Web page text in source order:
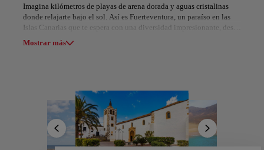
Nuestros destinos
Imagina kilómetros de playas de arena dorada y aguas cristalinas
donde relajarte bajo el sol. Así es Fuerteventura, un paraíso en las
Islas Canarias que te espera con una diversidad impresionante, desde
majestuosas montañas hasta interminables dunas de arena.
lugares fascinantes como el pintoresco Parque Rural de Betancuria y
el imponente Pico de la Zarza. Y si eres amante del windsurf, no te
pierdas la Playa de Sotavento.
¿El mejor momento para viajar? Siempre. ¡No te pierdas la
oportunidad de vivir una escapada inolvidable en Fuerteventura!
Mostrar más